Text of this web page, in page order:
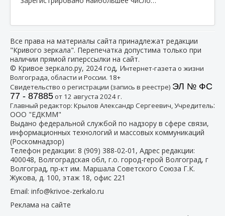
Все права на материалы сайта принадлежат редакции
"Кривого зеркала". Перепечатка допустима только при
наличии прямой гиперссылки на сайт.
© Кривое зеркало.ру, 2024 год, Интернет-газета о жизни
Волгограда, области и России. 18+
Свидетельство о регистрации (запись в реестре) ЭЛ № ФС
77 - 87885от 12 августа 2024 г.
Главный редактор: Крылов Александр Сергеевич, Учредитель:
ООО "ЕДКММ"
Выдано федеральной службой по надзору в сфере связи,
информационных технологий и массовых коммуникаций
(Роскомнадзор)
Телефон редакции: 8 (909) 388-02-01 , Адрес редакции:
400048, Волгоградская обл, г.о. город-герой Волгоград, г
Волгоград, пр-кт им. Маршала Советского Союза Г.К.
Жукова, д. 100, этаж 18, офис 221
Email: info@krivoe-zerkalo.ru
Реклама на сайте